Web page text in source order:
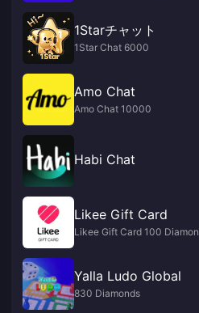
1Starチャット
1Star Chat 6000
Amo Chat
Amo Chat 10000
Habi Chat
Likee Gift Card
Likee Gift Card 100
Yalla Ludo Global
830 Diamonds